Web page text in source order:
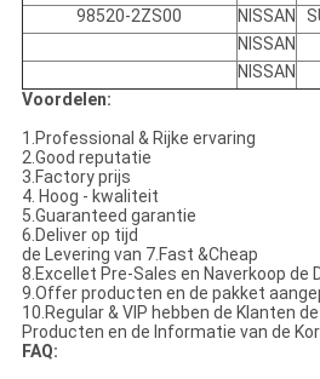
98520-2ZS00
NISSAN
NISSAN
NISSAN
Voordelen:
1.Professional & Rijke ervaring
2.Good reputatie
3.Factory prijs
4. Hoog - kwaliteit
5.Guaranteed garantie
6.Deliver op tijd
de Levering van 7.Fast &Cheap
8.Excellet Pre-Sales en Naverkoop de
9.Offer producten en de pakket
10.Regular & VIP hebben de Klanten
Producten en de Informatie van de
FAQ: